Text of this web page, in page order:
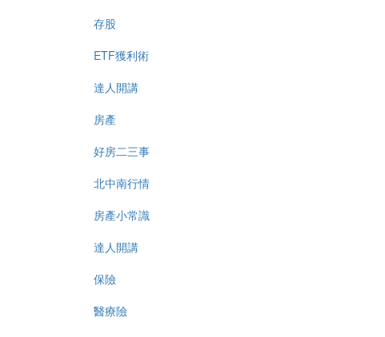
存股
ETF獲利術
達人開講
房產
好房二三事
北中南行情
房產小常識
達人開講
保險
醫療險